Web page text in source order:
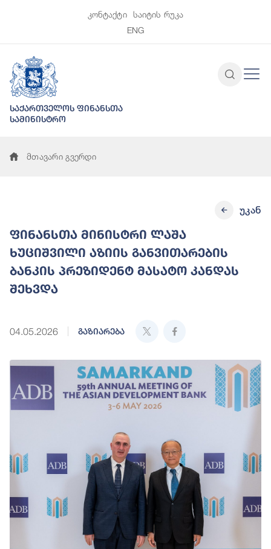
კონტაქტი
საიტის რუკა
ENG
საქართველოს ფინანსთა
სამინისტრო
მთავარი გვერდი
ფინანსთა მინისტრი ლაშა
ხუციშვილი აზიის განვითარების
ბანკის პრეზიდენტ მასატო კანდას
შეხვდა
04.05.2026 გაზიარება
უკან